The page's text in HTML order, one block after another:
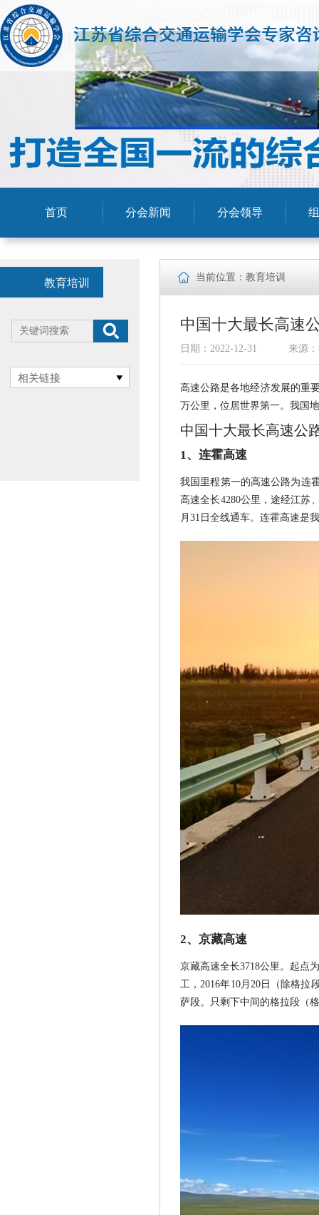
首页 分会新闻 分会领导
教育培训
相关链接
当前位置：教育培训
中国十大最长高速
日期：2022-12-31 来源
高速公路是各地经济发展的重
万公里，位居世界第一。我国
中国十大最长高速公
1、连霍高速
我国里程第一的高速公路为连
高速全长4280公里，途经江苏
月31日全线通车。连霍高速是
2、京藏高速
京藏高速全长3718公里。起点
工，2016年10月20日（除格拉
萨段。只剩下中间的格拉段（